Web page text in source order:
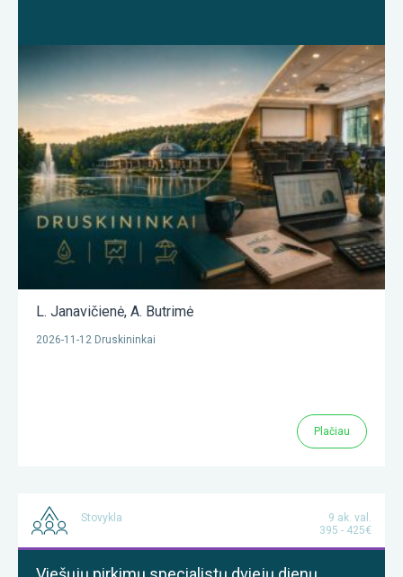
L. Janavičienė, A. Butrimė
2026-11-12 Druskininkai
Plačiau
Stovykla
9 ak. val.
395 - 425€